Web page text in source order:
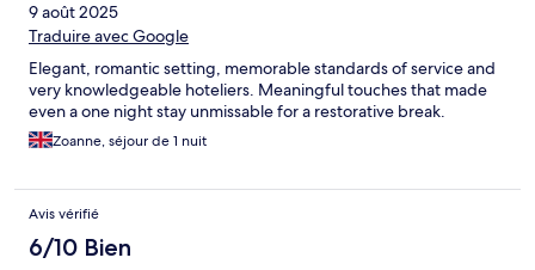
9 août 2025
Traduire avec Google
Elegant, romantic setting, memorable standards of service and
very knowledgeable hoteliers. Meaningful touches that made
even a one night stay unmissable for a restorative break.
Zoanne, séjour de 1 nuit
Avis vérifié
6/10 Bien